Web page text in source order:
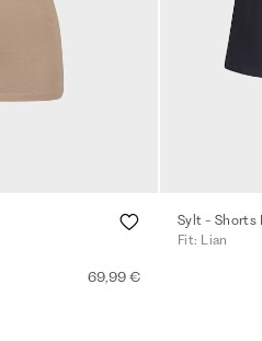
69,99 €
Sylt - Shorts
Fit: Lian